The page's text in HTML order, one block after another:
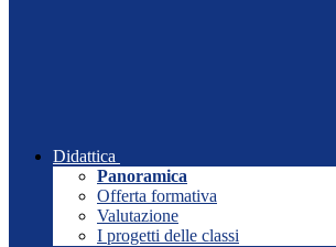
Didattica
Panoramica
Offerta formativa
Valutazione
I progetti delle classi